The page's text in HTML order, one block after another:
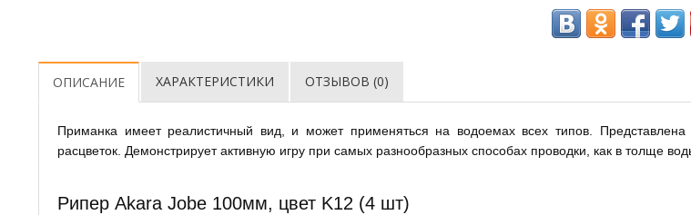
ОПИСАНИЕ ХАРАКТЕРИСТИКИ ОТЗЫВОВ (0)
Приманка имеет реалистичный вид, и может применяться на водоемах всех типов.
расцветок. Демонстрирует активную игру при самых разнообразных способах проводки, как в толще
Рипер Akara Jobe 100мм, цвет K12 (4 шт)